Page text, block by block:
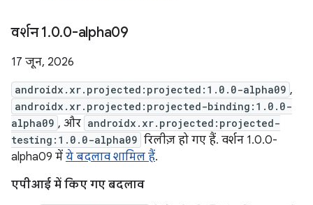
वर्शन 1.0.0-alpha09
17 जून, 2026
androidx.xr.projected:projected:1.0.0-alpha09 ,
androidx.xr.projected:projected-binding:1.0.0-
alpha09 , और androidx.xr.projected:projected-
testing:1.0.0-alpha09 रिलीज़ हो गए हैं. वर्शन 1.0.0-
alpha09 में ये बदलाव शामिल हैं.
एपीआई में किए गए बदलाव